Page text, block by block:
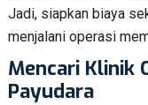
Jadi, siapkan biaya
menjalani operasi
Mencari Klinik
Payudara